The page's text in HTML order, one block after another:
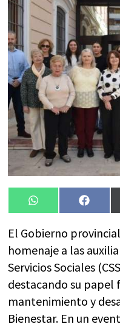
Compartir
en
WhatsApp
en
El Gobierno
homenaje a las
Servicios Sociales
destacando su papel
mantenimiento y
Bienestar. En un